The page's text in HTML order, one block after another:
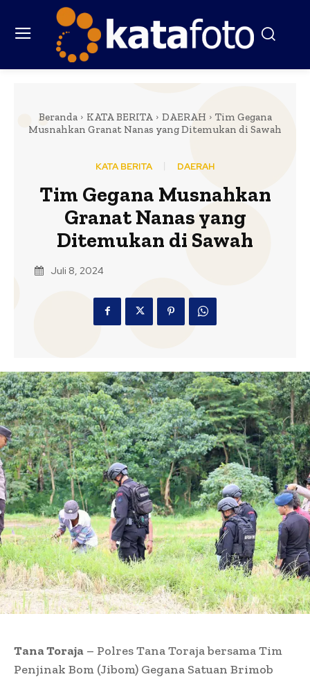
Beranda KATA BERITA DAERAH
Tim Gegana
Musnahkan Granat Nanas yang Ditemukan di Sawah
KATA BERITA DAERAH
Tim Gegana Musnahkan
Granat Nanas yang
Ditemukan di Sawah
Juli 8, 2024
Tana Toraja – Polres Tana Toraja bersama Tim
Penjinak Bom (Jibom) Gegana Satuan Brimob